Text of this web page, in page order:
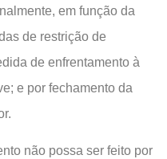
em função da
de restrição de
de enfrentamento à
e por fechamento da
não possa ser feito por